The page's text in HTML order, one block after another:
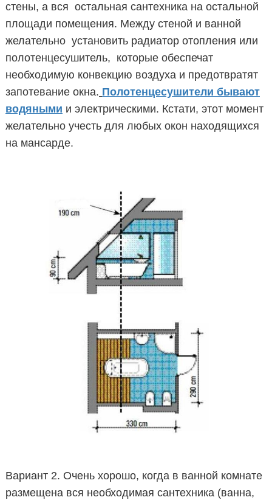
стены, а вся остальная сантехника на остальной
площади помещения. Между стеной и ванной
желательно установить радиатор отопления или
полотенцесушитель, которые обеспечат
необходимую конвекцию воздуха и предотвратят
запотевание окна. Полотенцесушители бывают
водяными и электрическими. Кстати, этот момент
желательно учесть для любых окон находящихся
на мансарде.
Вариант 2. Очень хорошо, когда в ванной комнате
размещена вся необходимая сантехника (ванна,